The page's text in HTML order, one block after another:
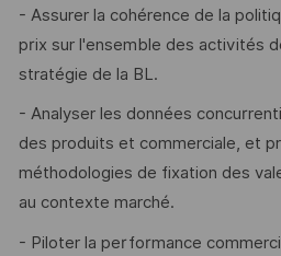
- Assurer la cohérence de la
prix sur l'ensemble des activités
stratégie de la BL.
- Analyser les données
des produits et commerciale, et
méthodologies de fixation des
au contexte marché.
- Piloter la performance